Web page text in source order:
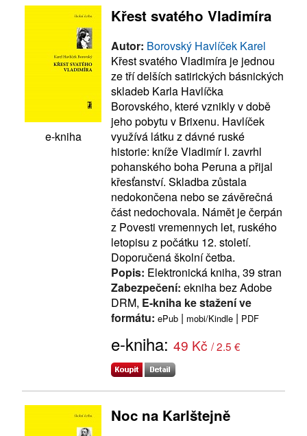
e-kniha
Křest svatého Vladimíra
Autor: Borovský Havlíček Karel
Křest svatého Vladimíra je jednou
ze tří delších satirických básnických
skladeb Karla Havlíčka
Borovského, které vznikly v době
jeho pobytu v Brixenu. Havlíček
využívá látku z dávné ruské
historie: kníže Vladimír I. zavrhl
pohanského boha Peruna a přijal
křesťanství. Skladba zůstala
nedokončena nebo se závěrečná
část nedochovala. Námět je čerpán
z Povesti vremennych let, ruského
letopisu z počátku 12. století.
Doporučená školní četba.
Popis: Elektronická kniha, 39 stran
Zabezpečení: ekniha bez Adobe
DRM, E-kniha ke stažení ve
formátu: ePub | mobi/Kindle | PDF
e-kniha: 49 Kč / 2.5 €
Noc na Karlštejně